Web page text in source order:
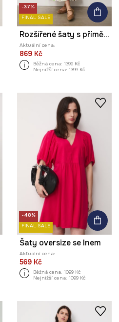
-37%
FINAL SALE
Rozšířené šaty s příměsí lnu
Aktuální cena:
869 Kč
Běžná cena: 1399 Kč
Nejnižší cena: 1399 Kč
-48%
FINAL SALE
Šaty oversize se lnem
Aktuální cena:
569 Kč
Běžná cena: 1099 Kč
Nejnižší cena: 1099 Kč